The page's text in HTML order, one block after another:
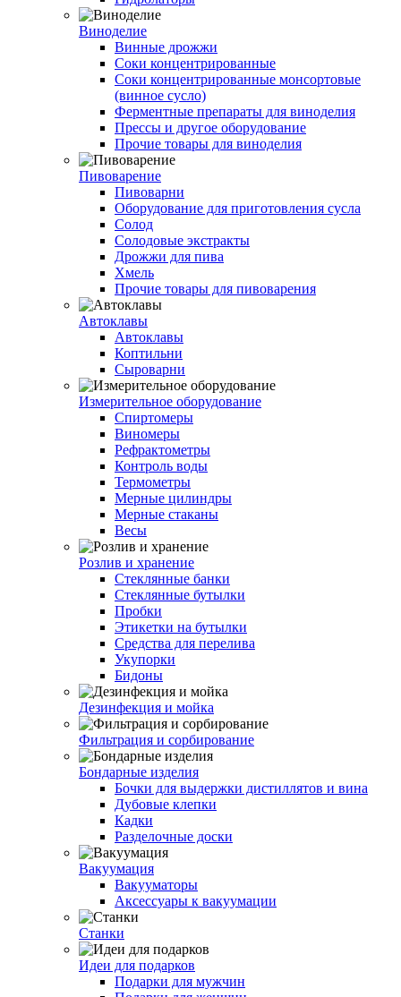
Виноделие
Винные дрожжи
Соки концентрированные
Соки концентрированные монсортовые
(винное сусло)
Ферментные препараты для виноделия
Прессы и другое оборудование
Прочие товары для виноделия
Пивоварение
Пивоварни
Оборудование для приготовления сусла
Солод
Солодовые экстракты
Дрожжи для пива
Хмель
Прочие товары для пивоварения
Автоклавы
Автоклавы
Коптильни
Сыроварни
Измерительное оборудование
Спиртомеры
Виномеры
Рефрактометры
Контроль воды
Термометры
Мерные цилиндры
Мерные стаканы
Весы
Розлив и хранение
Стеклянные банки
Стеклянные бутылки
Пробки
Этикетки на бутылки
Средства для перелива
Укупорки
Бидоны
Дезинфекция и мойка
Фильтрация и сорбирование
Бондарные изделия
Бочки для выдержки дистиллятов и вина
Дубовые клепки
Кадки
Разделочные доски
Вакуумация
Вакууматоры
Аксессуары к вакуумации
Станки
Идеи для подарков
Подарки для мужчин